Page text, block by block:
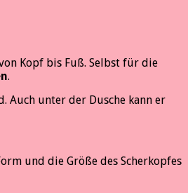
Kopf bis Fuß. Selbst für die
.
Auch unter der Dusche kann er
und die Größe des Scherkopfes